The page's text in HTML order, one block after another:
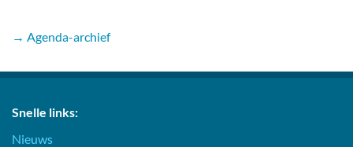
→ Agenda-archief
Snelle links:
Nieuws